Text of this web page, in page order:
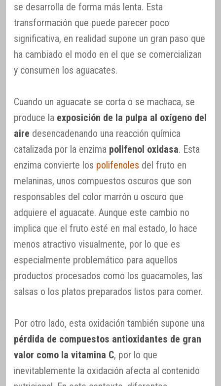
se desarrolla de forma más lenta. Esta
transformación que puede parecer poco
significativa, en realidad supone un gran paso que
ha cambiado el modo en el que se comercializan
y consumen los aguacates.
Cuando un aguacate se corta o se machaca, se
produce la exposición de la pulpa al oxígeno del
aire desencadenando una reacción química
catalizada por la enzima polifenol oxidasa. Esta
enzima convierte los polifenoles del fruto en
melaninas, unos compuestos oscuros que son
responsables del color marrón u oscuro que
adquiere el aguacate. Aunque este cambio no
implica que el fruto esté en mal estado, lo hace
menos atractivo visualmente, por lo que es
especialmente problemático para aquellos
productos procesados como los guacamoles, las
salsas o los platos preparados listos para comer.
Por otro lado, esta oxidación también supone una
pérdida de compuestos antioxidantes de gran
valor como la vitamina C, por lo que
inevitablemente la oxidación afecta al contenido